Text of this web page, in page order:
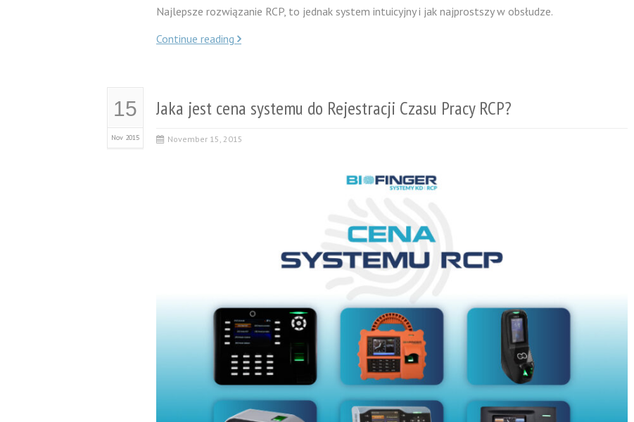
Najlepsze rozwiązanie RCP, to jednak system intuicyjny i jak najprostszy w obsłudze.
Continue reading
15
Nov 2015
Jaka jest cena systemu do Rejestracji Czasu Pracy RCP?
November 15, 2015